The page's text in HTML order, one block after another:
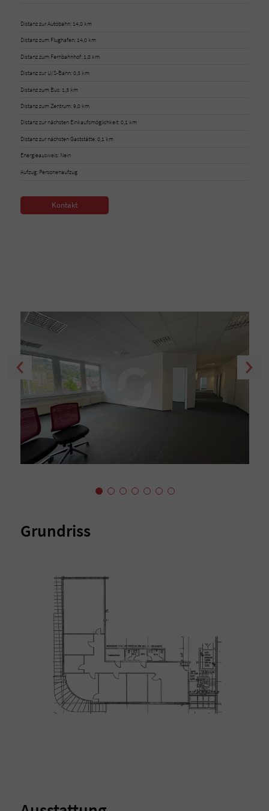
Distanz zur Autobahn: 14,0 km
Distanz zum Flughafen: 14,0 km
Distanz zum Fernbahnhof: 1,8 km
Distanz zur U/S-Bahn: 0,3 km
Distanz zum Bus: 1,3 km
Distanz zum Zentrum: 9,0 km
Distanz zur nächsten Einkaufsmöglichkeit: 0,1 km
Distanz zur nächsten Gaststätte: 0,1 km
Energieausweis: Nein
Aufzug: Personenaufzug
Kontakt
Grundriss